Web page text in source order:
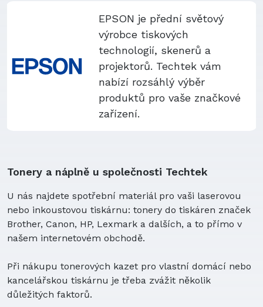
EPSON je přední světový
výrobce tiskových
technologií, skenerů a
projektorů. Techtek vám
nabízí rozsáhlý výběr
produktů pro vaše značkové
zařízení.
Tonery a náplně u společnosti Techtek
U nás najdete spotřební materiál pro vaši laserovou
nebo inkoustovou tiskárnu: tonery do tiskáren značek
Brother, Canon, HP, Lexmark a dalších, a to přímo v
našem internetovém obchodě.
Při nákupu tonerových kazet pro vlastní domácí nebo
kancelářskou tiskárnu je třeba zvážit několik
důležitých faktorů.